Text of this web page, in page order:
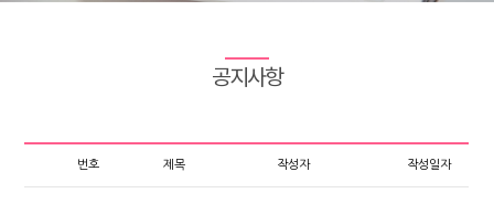
공지사항
번호 제목 작성자 작성일자